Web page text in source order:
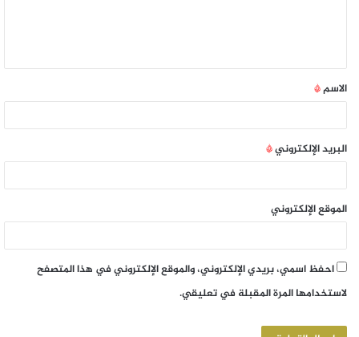
الاسم*
البريد الإلكتروني*
الموقع الإلكتروني
احفظ اسمي، بريدي الإلكتروني، والموقع الإلكتروني في هذا المتصفح
لاستخدامها المرة المقبلة في تعليقي.